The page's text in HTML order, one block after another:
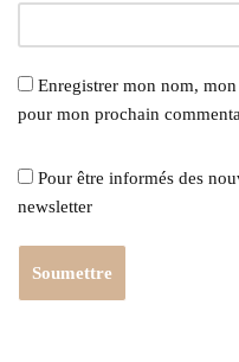
Enregistrer mon nom,
pour mon prochain
Pour être informés des
newsletter